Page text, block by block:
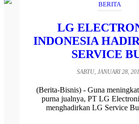
BERITA
LG
INDONESIA
SERVICE
SABTU, JANUARI 28,
(Berita-Bisnis) - Guna
purna jualnya, PT LG
menghadirkan LG Service